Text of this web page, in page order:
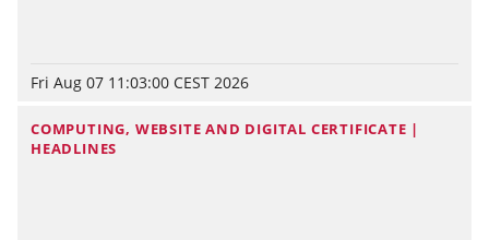
Fri Aug 07 11:03:00 CEST 2026
COMPUTING, WEBSITE AND DIGITAL CERTIFICATE |
HEADLINES